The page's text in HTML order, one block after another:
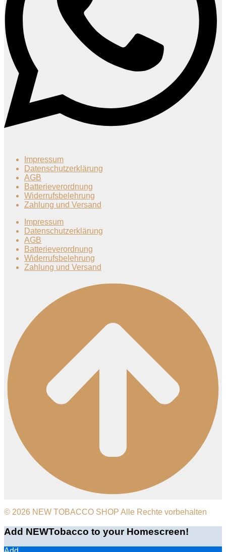
Impressum
Datenschutzerklärung
AGB
Batterieverordnung
Widerrufsbelehrung
Zahlung und Versand
Impressum
Datenschutzerklärung
AGB
Batterieverordnung
Widerrufsbelehrung
Zahlung und Versand
© 2026 NEW TOBACCO SHOP Alle Rechte vorbehalten
Add NEWTobacco to your Homescreen!